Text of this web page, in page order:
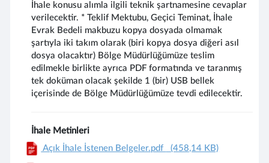
İhale konusu alımla ilgili teknik şartnamesine cevaplar
verilecektir. * Teklif Mektubu, Geçici Teminat, İhale
Evrak Bedeli makbuzu kopya dosyada olmamak
şartıyla iki takım olarak (biri kopya dosya diğeri asıl
dosya olacaktır) Bölge Müdürlüğümüze teslim
edilmekle birlikte ayrıca PDF formatında ve taranmış
tek doküman olacak şekilde 1 (bir) USB bellek
içerisinde de Bölge Müdürlüğümüze tevdi edilecektir.
İhale Metinleri
Açık İhale İstenen Belgeler.pdf
(458,14 KB)